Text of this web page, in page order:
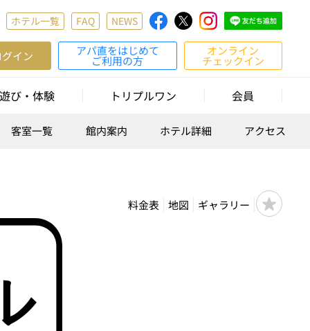
ホテル一覧 FAQ NEWS
イン アパ直をはじめて
ご利用の方
オンライン
チェックイン
遊び・体験 トリプルワン 会員
客室一覧 館内案内 ホテル詳細 アクセス
料金表 地図 ギャラリー